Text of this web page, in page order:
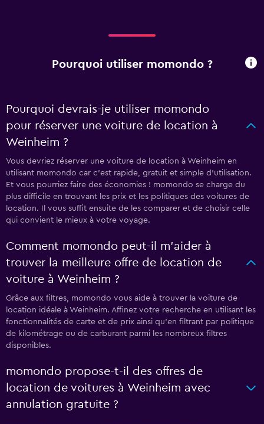
Pourquoi utiliser momondo ?
Pourquoi devrais-je utiliser momondo
pour réserver une voiture de location à
Weinheim ?
Vous devriez réserver une voiture de location à Weinheim en
utilisant momondo car c'est rapide, gratuit et simple d'utilisation.
Et vous pourriez faire des économies ! momondo se charge du
plus difficile en trouvant les prix et les politiques des voitures de
location. Il vous suffit ensuite de les comparer et de choisir celle
qui convient le mieux à votre voyage.
Comment momondo peut-il m’aider à
trouver la meilleure offre de location de
voiture à Weinheim ?
Grâce aux filtres, momondo vous aide à trouver la voiture de
location idéale à Weinheim. Affinez votre recherche en utilisant les
fonctionnalités de carte et de prix ainsi qu'en filtrant par politique
de kilométrage ou de carburant parmi les nombreux filtres
disponibles.
momondo propose-t-il des offres de
location de voitures à Weinheim avec
annulation gratuite ?